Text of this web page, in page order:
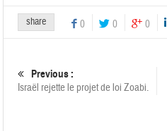
share 0 0 0
Previous :
Israël rejette le projet de loi Zoabi.